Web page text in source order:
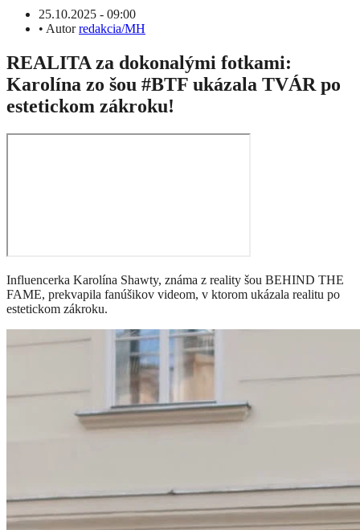
25.10.2025 - 09:00
• Autorredakcia/MH
REALITA za dokonalými fotkami:
Karolína zo šou #BTF ukázala TVÁR po
estetickom zákroku!
Influencerka Karolína Shawty, známa z reality šou BEHIND THE
FAME, prekvapila fanúšikov videom, v ktorom ukázala realitu po
estetickom zákroku.